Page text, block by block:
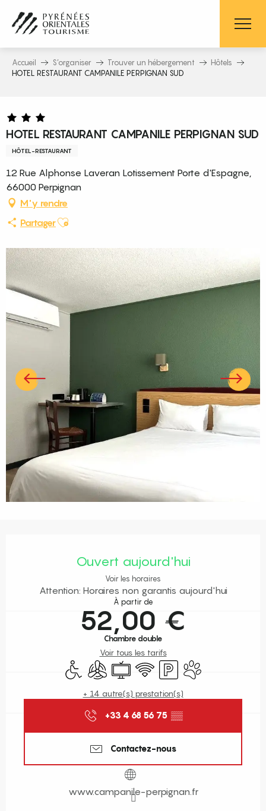
contenu
principal
Accueil S’organiser Trouver un hébergement
Hôtels
HOTEL RESTAURANT CAMPANILE PERPIGNAN SUD
HOTEL RESTAURANT CAMPANILE PERPIGNAN SUD
HÔTEL-RESTAURANT
12 Rue Alphonse Laveran Lotissement Porte d'Espagne,
66000 Perpignan
M'y rendre
PartagerAjouter aux favoris
Ouvert aujourd'hui
Voir les horaires
Attention: Horaires non garantis aujourd'hui
À partir de
52,00 €
Chambre double
Voir tous les tarifs
Accès handicapés
Air conditionné
Télévision
WiFi ParkingAnimaux acceptés
+ 14 autre(s) prestation(s)
+33 4 68 56 75 ▒▒
Contactez-nous
www.campanile-perpignan.fr